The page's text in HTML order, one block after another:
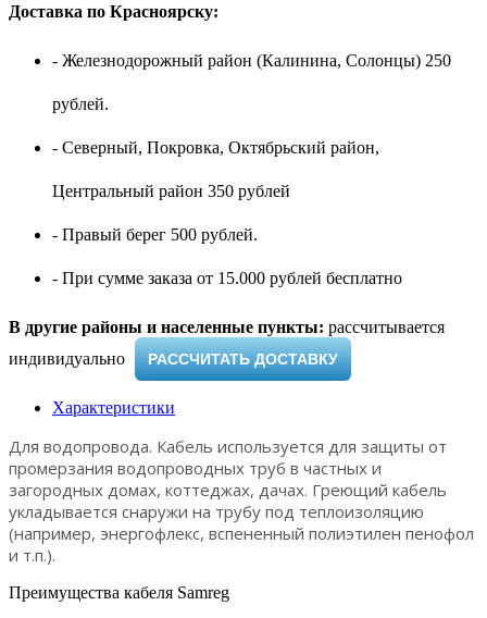
Доставка по Красноярску:
- Железнодорожный район (Калинина, Солонцы) 250
рублей.
- Северный, Покровка, Октябрьский район,
Центральный район 350 рублей
- Правый берег 500 рублей.
- При сумме заказа от 15.000 рублей бесплатно
В другие районы и населенные пункты: рассчитывается
индивидуально ​
РАССЧИТАТЬ ДОСТАВКУ
Характеристики
Для водопровода. Кабель используется для защиты от
промерзания водопроводных труб в частных и
загородных домах, коттеджах, дачах. Греющий кабель
укладывается снаружи на трубу под теплоизоляцию
(например, энергофлекс, вспененный полиэтилен пенофол
и т.п.).
Преимущества кабеля Samreg